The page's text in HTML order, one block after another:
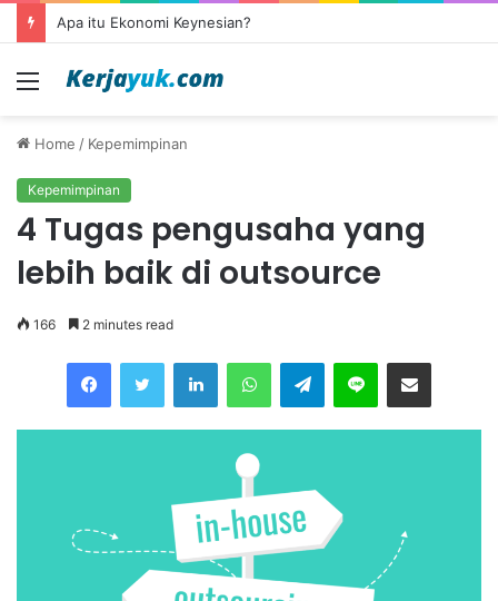
Apa itu Ekonomi Keynesian?
Menu
Home / Kepemimpinan
Kepemimpinan
4 Tugas pengusaha yang
lebih baik di outsource
166 2 minutes read
Telegram